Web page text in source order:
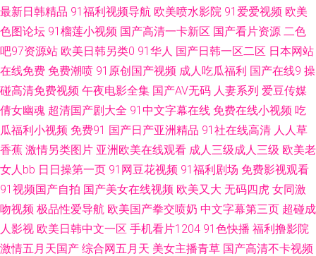
花福利 俺去也99 国产九一在线视频 久草福利精品 欧美国产中文高清 日韩有
码视频网 宅福利导航 97资源在线 超碰在线播放97 国产毛片AA 久草色福利
欧美H片在线观看 日本老司机草 四虎影院最新网址 自拍超碰超碰 草莓视频
人妻激情视频 白丝学姐在线自慰 午夜福利图片 国产日逼免费视频 青娱乐老
司机 婷婷多水 91次元官网首页 av总站 国产色又黄视频 老湿影院香蕉 欧美
性福利一区 日韩字幕中文 69大伊人 AV线大香蕉 福利社av久久 激情A片影院
最新日韩精品 91福利视频导航 欧美喷水影院 91爱爱视频 欧美
色图论坛 91榴莲小视频 国产高清一卡新区 国产看片资源 二色
吧97资源站 欧美日韩另类0 91华人 国产日韩一区二区 日本网站
在线免费 免费潮喷 91原创国产视频 成人吃瓜福利 国产在线9 操
碰高清免费视频 午夜电影全集 国产AV无码 人妻系列 爱豆传媒
倩女幽魂 超清国产剧大全 91中文字幕在线 免费在线小视频 吃
瓜福利小视频 免费91 国产日产亚洲精品 91社在线高清 人人草
香蕉 激情另类图片 亚洲欧美在线观看 成人三级成人三级 欧美老
女人bb 日日操第一页 91网豆花视频 91福利剧场 免费影视观看
91视频国产自拍 国产美女在线视频 欧美又大 无码四虎 女同激
吻视频 极品性爱导航 欧美国产拳交喷奶 中文字幕第三页 超碰成
人影视 欧美日韩中文一区 手机看片1204 91色快播 福利撸影院
激情五月天国产 综合网五月天 美女主播青草 国产高清不卡视频